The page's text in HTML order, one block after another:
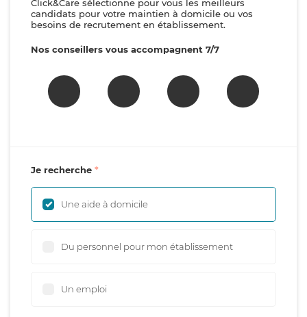
Click&Care sélectionne pour vous les meilleurs
candidats pour votre maintien à domicile ou vos
besoins de recrutement en établissement.
Nos conseillers vous accompagnent 7/7
Je recherche
Une aide à domicile
Du personnel pour mon établissement
Un emploi